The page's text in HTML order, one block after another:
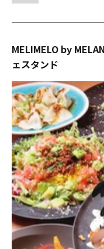
MELIMELO by
ェスタンド